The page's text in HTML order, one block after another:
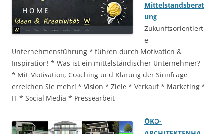
Mittelstandsberat
ung
Zukunftsorientiert
e
Unternehmensführung * führen durch Motivation &
Inspiration! * Was ist ein mittelständischer Unternehmer?
* Mit Motivation, Coaching und Klärung der Sinnfrage
erreichen Sie mehr! * Vision * Ziele * Verkauf * Marketing *
IT * Social Media * Pressearbeit
ÖKO-